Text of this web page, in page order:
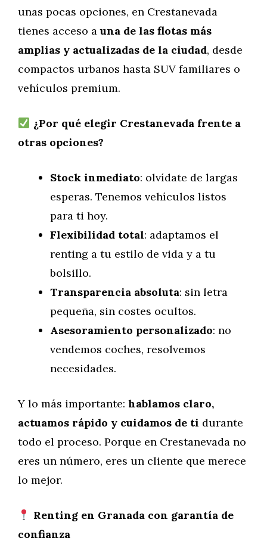
unas pocas opciones, en Crestanevada
tienes acceso auna de las flotas más
amplias y actualizadas de la ciudad, desde
compactos urbanos hasta SUV familiares o
vehículos premium.
¿Por qué elegir Crestanevada frente a
otras opciones?
Stock inmediato: olvídate de largas
esperas. Tenemos vehículos listos
para ti hoy.
Flexibilidad total: adaptamos el
renting a tu estilo de vida y a tu
bolsillo.
Transparencia absoluta: sin letra
pequeña, sin costes ocultos.
Asesoramiento personalizado: no
vendemos coches, resolvemos
necesidades.
Y lo más importante: hablamos claro,
actuamos rápido y cuidamos de ti durante
todo el proceso. Porque en Crestanevada no
eres un número, eres un cliente que merece
lo mejor.
Renting en Granada con garantía de
confianza